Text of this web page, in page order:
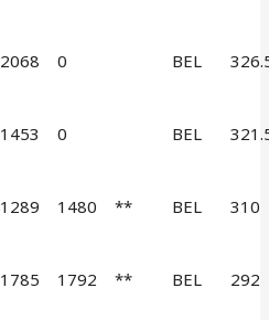
2068 0 BEL
1453 0 BEL
1289 1480 ** BEL 310
1785 1792 ** BEL 292